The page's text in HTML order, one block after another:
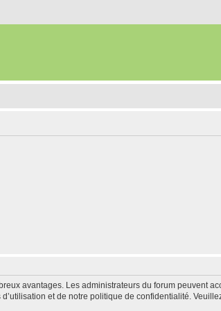
avantages. Les administrateurs du forum peuvent
et de notre politique de confidentialité.